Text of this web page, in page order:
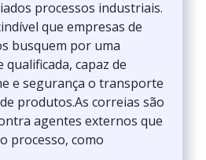
processos industriais.
que empresas de
busquem por uma
capaz de
e segurança o transporte
produtos.As correias são
agentes externos que
processo, como